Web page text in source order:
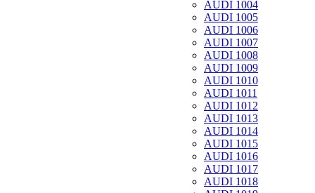
AUDI 1004
AUDI 1005
AUDI 1006
AUDI 1007
AUDI 1008
AUDI 1009
AUDI 1010
AUDI 1011
AUDI 1012
AUDI 1013
AUDI 1014
AUDI 1015
AUDI 1016
AUDI 1017
AUDI 1018